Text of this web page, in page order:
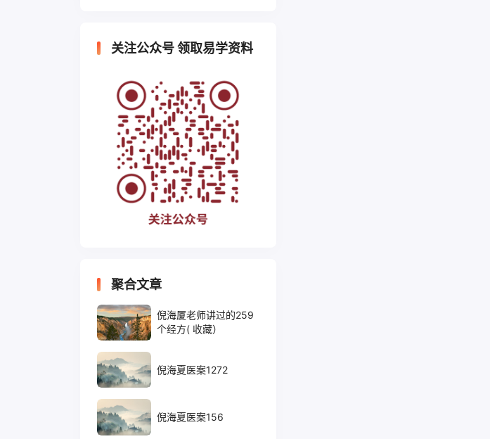
关注公众号 领取易学资料
聚合文章
倪海厦老师讲过的259
个经方( 收藏）
倪海夏医案1272
倪海夏医案156